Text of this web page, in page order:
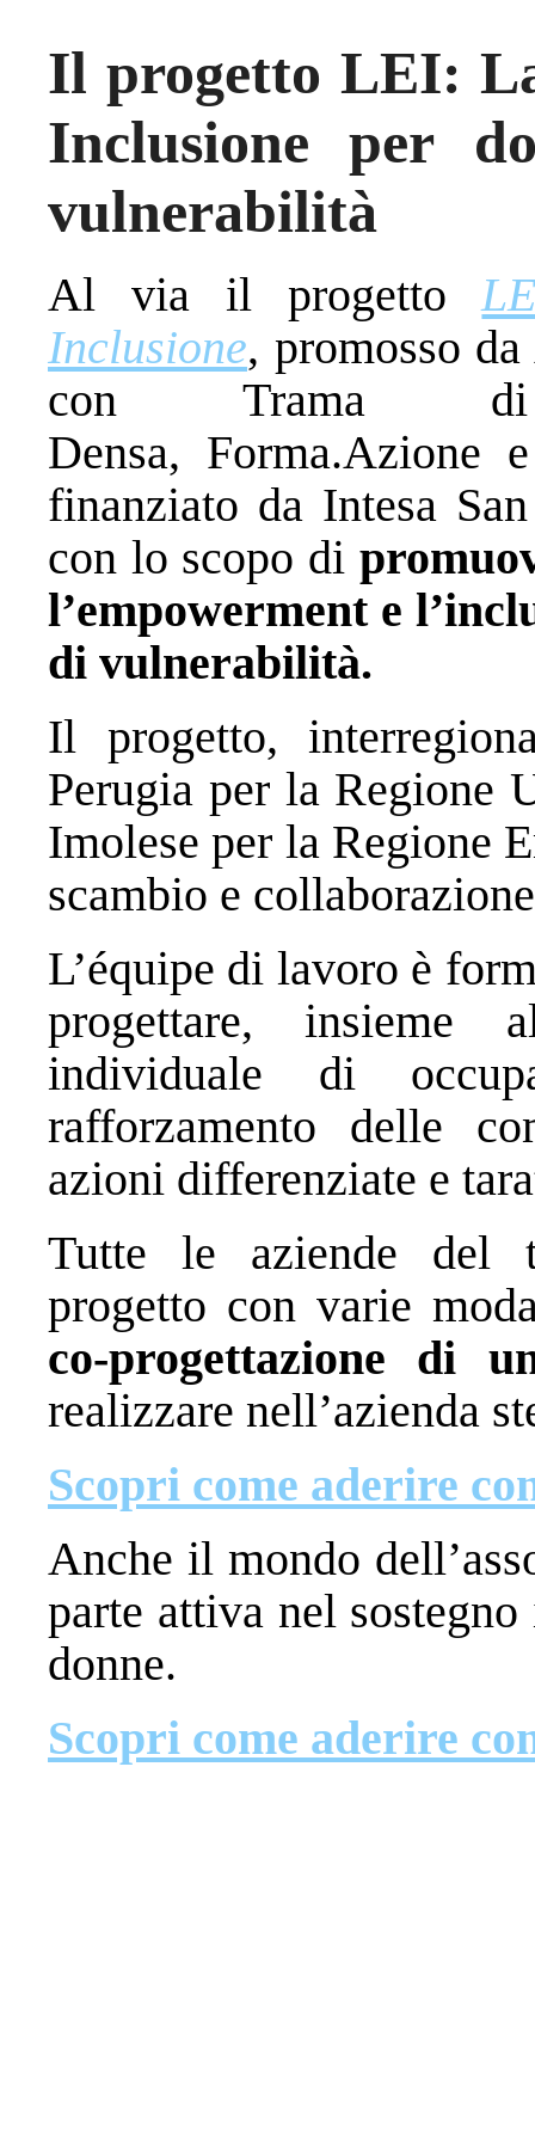
Il progetto LEI:
Inclusione per
vulnerabilità
Al via il progetto
Inclusione, promosso
con Trama di
Densa, Forma.Azione
finanziato da Intesa
con lo scopo di
l’empowerment e
di vulnerabilità.
Il progetto,
Perugia per la Regione
Imolese per la Regione
scambio e
L’équipe di lavoro è
progettare, insieme
individuale di
rafforzamento delle
azioni differenziate e
Tutte le aziende del
progetto con varie
co-progettazione di
realizzare nell’azienda
Scopri come aderire
Anche il mondo
parte attiva nel
donne.
Scopri come aderire